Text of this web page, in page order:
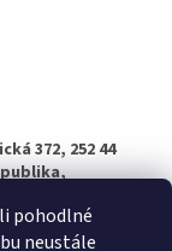
pohodlné
neustále
372, 252 44